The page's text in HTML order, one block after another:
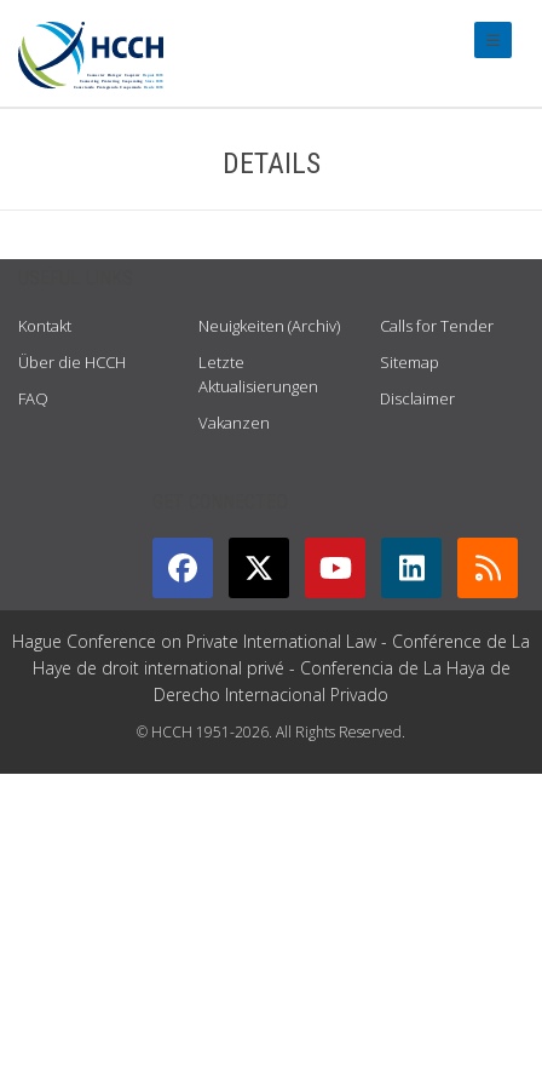
DETAILS
Kontakt
Über die HCCH
FAQ
Neuigkeiten (Archiv)
Letzte
Aktualisierungen
Vakanzen
Calls for Tender
Sitemap
Disclaimer
Hague Conference on Private International Law - Conférence de La
Haye de droit international privé - Conferencia de La Haya de
Derecho Internacional Privado
© HCCH 1951-2026. All Rights Reserved.